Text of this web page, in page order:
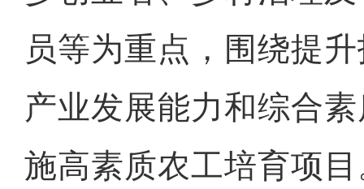
员等为重点，围绕提
产业发展能力和综合
施高素质农工培育项